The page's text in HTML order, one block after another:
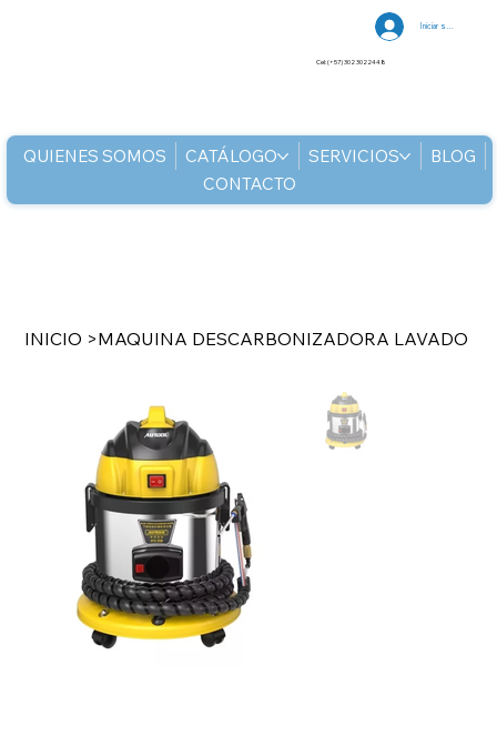
QUIENES SOMOS CATÁLOGO SERVICIOS
BLOG
CONTACTO
Iniciar sesión
Cel: (+57) 302 3022448
INICIO >MAQUINA DESCARBONIZADORA LAVADO